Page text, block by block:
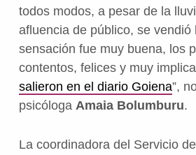
todos modos, a pesar de la
afluencia de público, se vendió
sensación fue muy buena, los
contentos, felices y muy
salieron en el diario Goiena”,
psicóloga Amaia Bolumburu.
La coordinadora del Servicio